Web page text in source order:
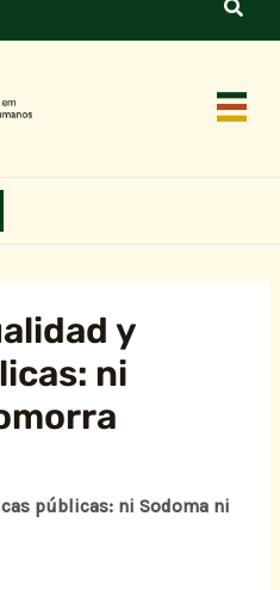
y
ni
públicas: ni Sodoma ni